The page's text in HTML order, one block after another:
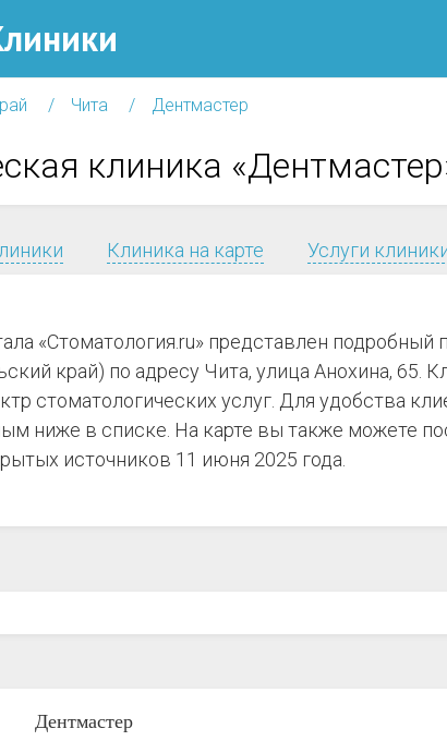
Чита Дентмастер
клиника
Клиника на карте Услуги
«Стоматология.ru» представлен
край) по адресу Чита, улица Анохина, 65.
стоматологических услуг. Для удобства
ниже в списке. На карте вы также можете
источников 11 июня 2025 года.
Дентмастер